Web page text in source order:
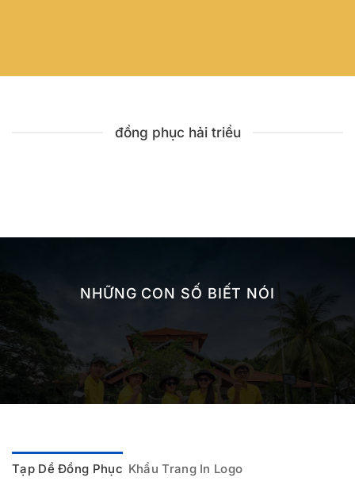
đồng phục hải triều
NHỮNG CON SỐ BIẾT NÓI
Tạp Dề Đồng Phục Khẩu Trang In Logo